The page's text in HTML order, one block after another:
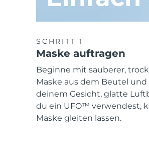
SCHRITT 1
Maske auftragen
Beginne mit sauberer,
Maske aus dem Beutel und
deinem Gesicht, glatte
du ein UFO™ verwendest,
Maske gleiten lassen.